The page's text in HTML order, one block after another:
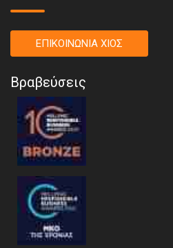
ΕΠΙΚΟΙΝΩΝΙΑ ΧΙΟΣ
Βραβεύσεις